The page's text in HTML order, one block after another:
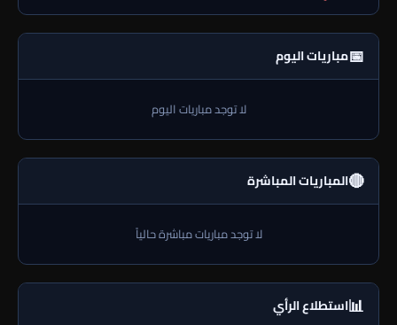
📅مباريات اليوم
لا توجد مباريات اليوم
🔴المباريات المباشرة
لا توجد مباريات مباشرة حالياً
📊استطلاع الرأي